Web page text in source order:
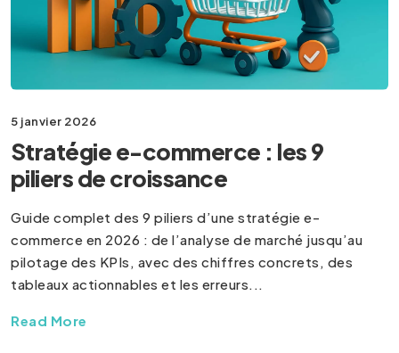
5 janvier 2026
Stratégie e-commerce : les 9
piliers de croissance
Guide complet des 9 piliers d’une stratégie e-
commerce en 2026 : de l’analyse de marché jusqu’au
pilotage des KPIs, avec des chiffres concrets, des
tableaux actionnables et les erreurs...
Read More